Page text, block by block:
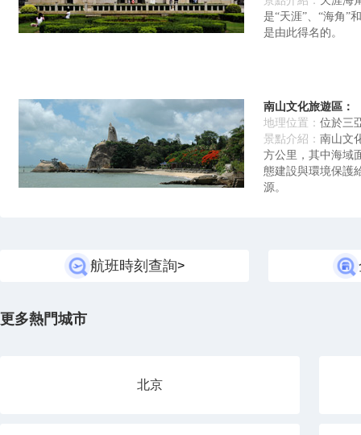
是“天涯”、“海角”
是由此得名的。
南山文化旅遊區 ：
地理位置： 位於三
景點介紹： 南山文
方公里，其中海域
態建設與環境保護
源。
航班時刻查詢>
更多熱門城市
北京